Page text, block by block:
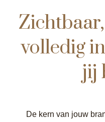
volledig
jij
De kern van jouw